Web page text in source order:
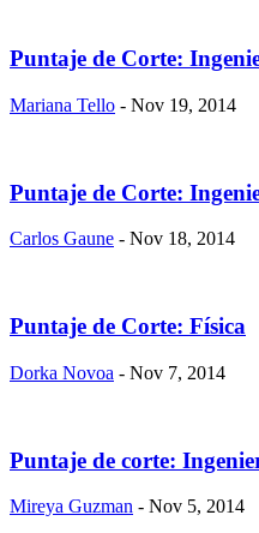
Puntaje de Corte:
Mariana Tello - Nov 19, 2014
Puntaje de Corte:
Carlos Gaune - Nov 18, 2014
Puntaje de Corte: Física
Dorka Novoa - Nov 7, 2014
Puntaje de corte:
Mireya Guzman - Nov 5, 2014